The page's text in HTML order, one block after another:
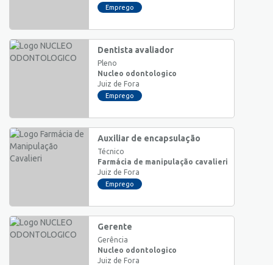
Emprego
Dentista avaliador
Pleno
Nucleo odontologico
Juiz de Fora
Emprego
Auxiliar de encapsulação
Técnico
Farmácia de manipulação cavalieri
Juiz de Fora
Emprego
Gerente
Gerência
Nucleo odontologico
Juiz de Fora